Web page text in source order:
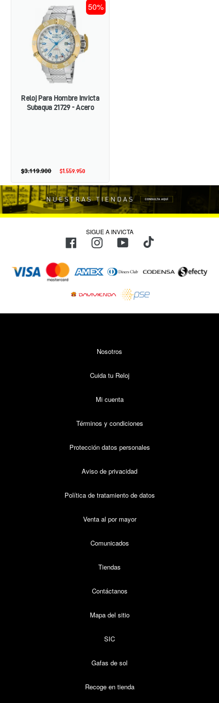
PARA
HOMBRE
INVICTA
SUBAQUA
21729
-
ACERO
50%
Reloj Para Hombre Invicta
Subaqua 21729 - Acero
Precio
oferta
$1.559.950
Precio
$3.119.900
SIGUE A INVICTA
FacebookInstagramYouTubeTikTok
de
Nosotros
Cuida tu Reloj
Mi cuenta
Términos y condiciones
Protección datos personales
Aviso de privacidad
Política de tratamiento de datos
Venta al por mayor
Comunicados
Tiendas
Contáctanos
Mapa del sitio
SIC
Gafas de sol
Recoge en tienda